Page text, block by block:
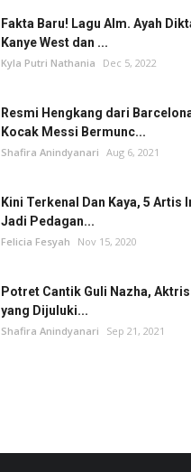
Fakta Baru! Lagu Alm. Ayah
Kanye West dan ...
Kyla Putri Nathania Dec 5, 2022
Resmi Hengkang dari
Kocak Messi Bermunc...
Shafira Anindyanari Aug 6, 2021
Kini Terkenal Dan Kaya, 5 Artis
Jadi Pedagan...
Felicia Fesyah Nov 15, 2020
Potret Cantik Guli Nazha,
yang Dijuluki...
Shafira Anindyanari Sep 21, 2021